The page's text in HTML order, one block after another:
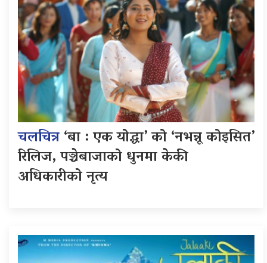
चलचित्र‘बा : एक योद्धा’ को ‘नभन्नू कोइसित’
रिलिज, पञ्चेबाजाको धुनमा केकी
अधिकारीको नृत्य